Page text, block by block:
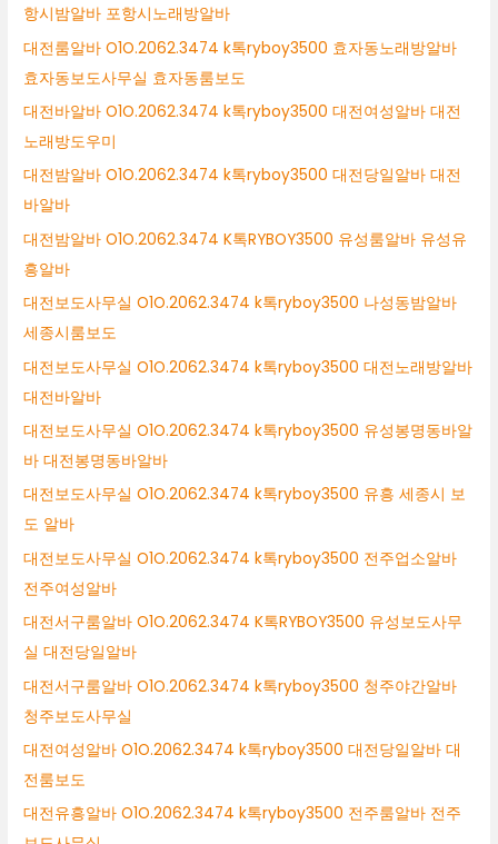
항시밤알바 포항시노래방알바
대전룸알바 O1O.2062.3474 k톡ryboy3500 효자동노래방알바
효자동보도사무실 효자동룸보도
대전바알바 O1O.2062.3474 k톡ryboy3500 대전여성알바 대전
노래방도우미
대전밤알바 O1O.2062.3474 k톡ryboy3500 대전당일알바 대전
바알바
대전밤알바 O1O.2062.3474 K톡RYBOY3500 유성룸알바 유성유
흥알바
대전보도사무실 O1O.2062.3474 k톡ryboy3500 나성동밤알바
세종시룸보도
대전보도사무실 O1O.2062.3474 k톡ryboy3500 대전노래방알바
대전바알바
대전보도사무실 O1O.2062.3474 k톡ryboy3500 유성봉명동바알
바 대전봉명동바알바
대전보도사무실 O1O.2062.3474 k톡ryboy3500 유흥 세종시 보
도 알바
대전보도사무실 O1O.2062.3474 k톡ryboy3500 전주업소알바
전주여성알바
대전서구룸알바 O1O.2062.3474 K톡RYBOY3500 유성보도사무
실 대전당일알바
대전서구룸알바 O1O.2062.3474 k톡ryboy3500 청주야간알바
청주보도사무실
대전여성알바 O1O.2062.3474 k톡ryboy3500 대전당일알바 대
전룸보도
대전유흥알바 O1O.2062.3474 k톡ryboy3500 전주룸알바 전주